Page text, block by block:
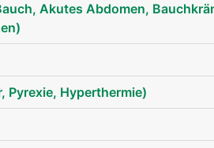
Akutes Abdomen,
Pyrexie, Hyperthermie)